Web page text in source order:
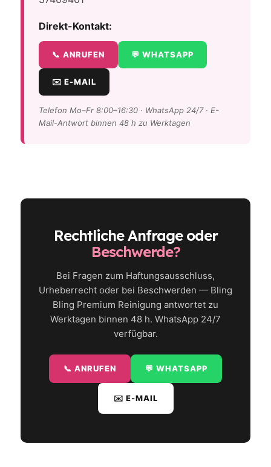
Direkt-Kontakt:
📞 ANRUFEN 💬 WHATSAPP
✉️ E-MAIL
Telefon Mo–Fr 8:00–16:30 · WhatsApp 24/7 · E-
Mail-Antwort binnen 48 h zu Werktagen
Rechtliche Anfrage oder
Beschwerde?
Bei Fragen zum Haftungsausschluss,
Urheberrecht oder bei Beschwerden — Bling
Bling Premium Reinigung antwortet zu
Werktagen binnen 48 h. WhatsApp 24/7
verfügbar.
📞 ANRUFEN 💬 WHATSAPP
✉️ E-MAIL